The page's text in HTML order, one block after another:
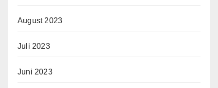
August 2023
Juli 2023
Juni 2023